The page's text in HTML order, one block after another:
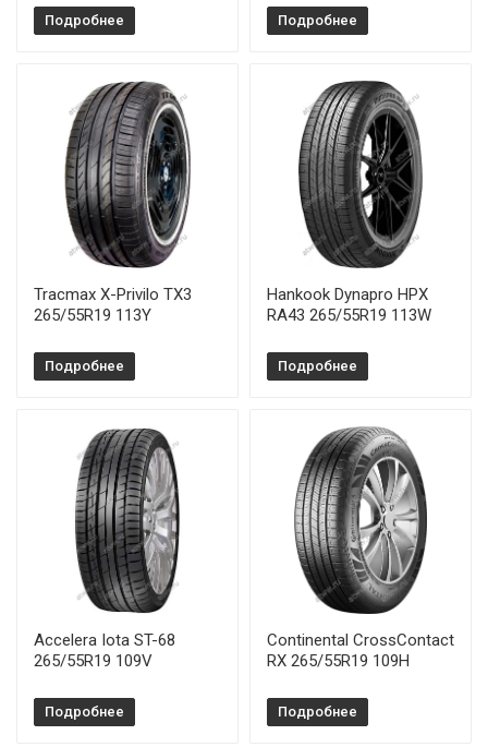
Подробнее Подробнее
Tracmax X-Privilo TX3
265/55R19 113Y
Подробнее
Hankook Dynapro HPX
RA43 265/55R19 113W
Подробнее
Accelera Iota ST-68
265/55R19 109V
Подробнее
Continental CrossContact
RX 265/55R19 109H
Подробнее